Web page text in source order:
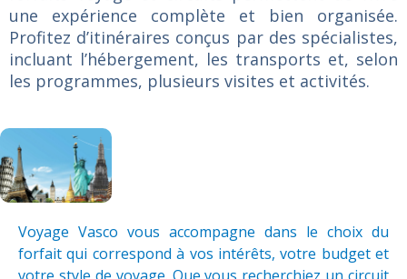
une expérience complète et bien organisée.
Profitez d’itinéraires conçus par des spécialistes,
incluant l’hébergement, les transports et, selon
les programmes, plusieurs visites et activités.
Voyage Vasco vous accompagne dans le choix du
forfait qui correspond à vos intérêts, votre budget et